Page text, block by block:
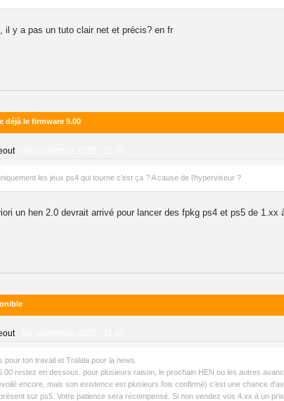
il y a pas un tuto clair net et précis? en fr
déjà le firmware 9.00
-
les jeux ps4 qui tourne c’est ça ? A cause de l’hyperviseur ?
un hen 2.0 devrait arrivé pour lancer des fpkg ps4 et ps5 de
-
pour ton travail et Tralala pour la news.
restez en dessous. pour plusieurs raison, le prochain HEN ou les autres
encore, mais son existence est plusieurs fois confirmé) c'est une chance
sur ps5. Votre patience sera récompensé. Si non vendez vos 4.xx à un